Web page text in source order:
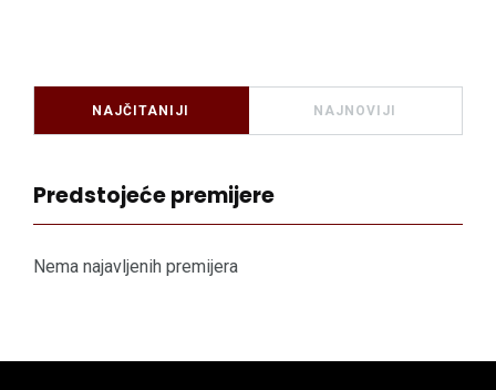
NAJČITANIJI NAJNOVIJI
Predstojeće premijere
Nema najavljenih premijera